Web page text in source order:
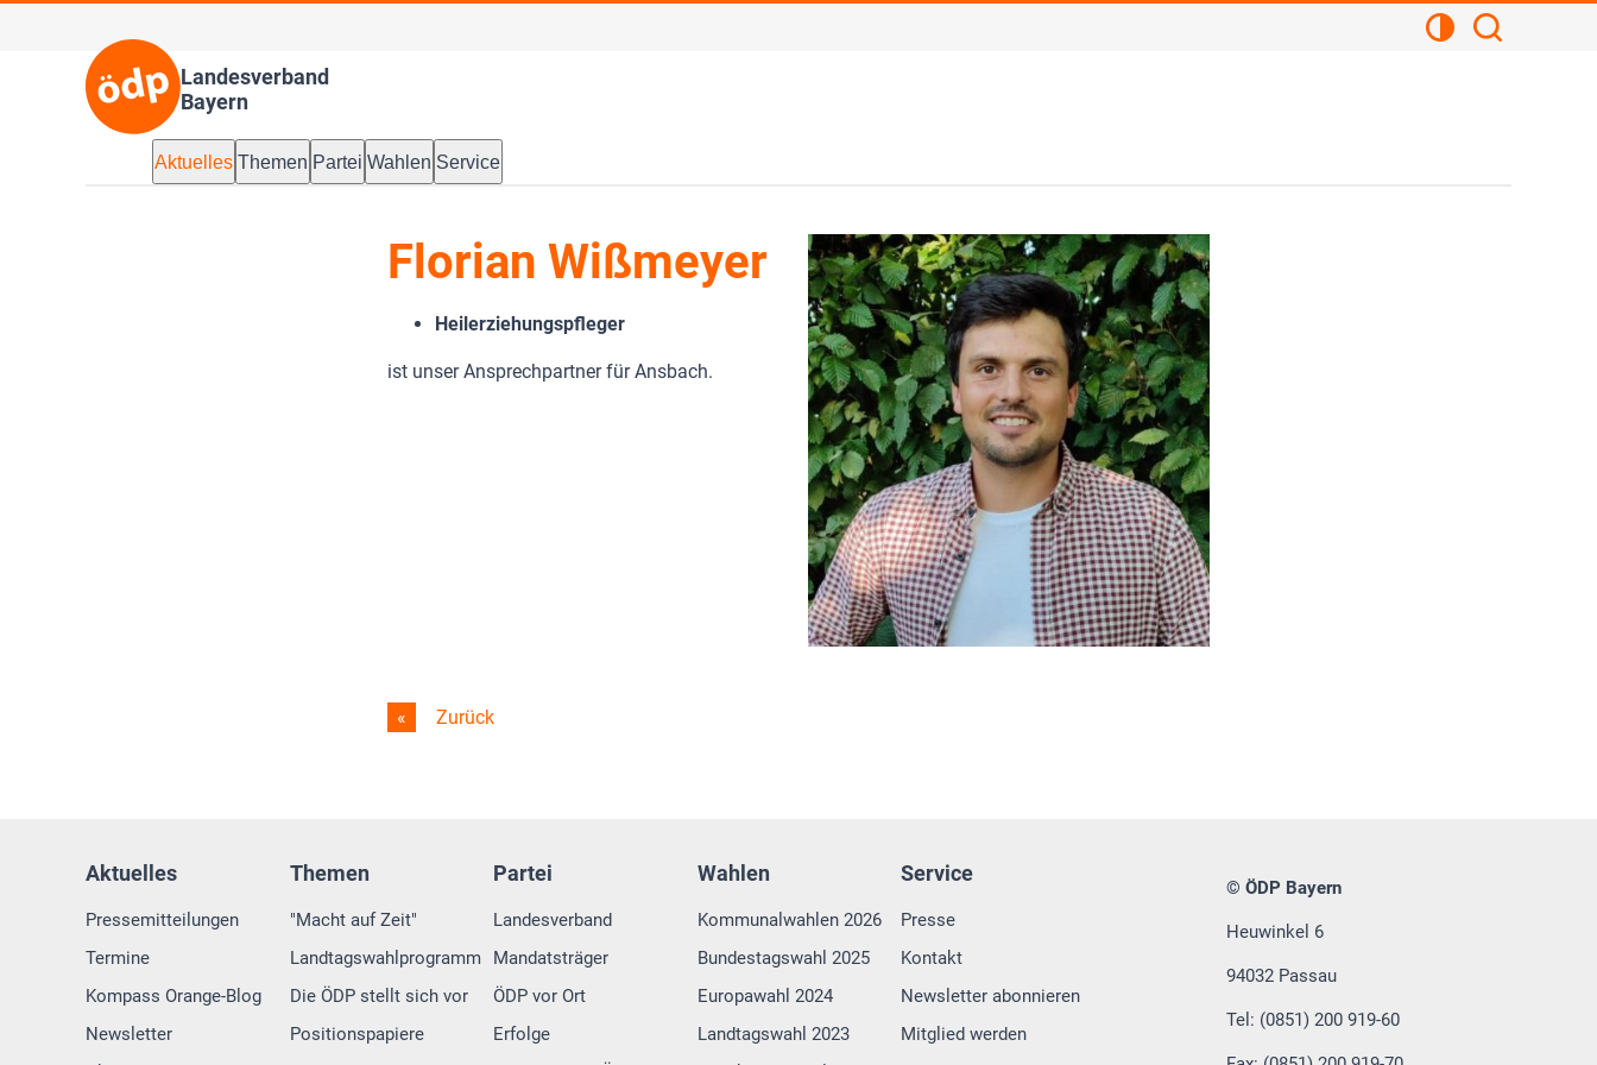
Landesverband
Bayern
Kontrastansicht
Aktuelles Themen Partei Wahlen Service
Florian Wißmeyer
Heilerziehungspfleger
ist unser Ansprechpartner für Ansbach.
Zurück
Aktuelles
Pressemitteilungen
Termine
Kompass Orange-Blog
Newsletter
Themen
"Macht auf Zeit"
Landtagswahlprogramm
Die ÖDP stellt sich vor
Positionspapiere
Partei
Landesverband
Mandatsträger
ÖDP vor Ort
Erfolge
Wahlen
Kommunalwahlen 2026
Bundestagswahl 2025
Europawahl 2024
Landtagswahl 2023
Service
Presse
Kontakt
Newsletter abonnieren
Mitglied werden
© ÖDP Bayern
Heuwinkel 6
94032 Passau
Tel: (0851) 200 919-60